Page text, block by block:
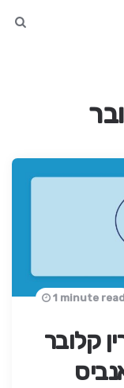
קלובר
1 minute read